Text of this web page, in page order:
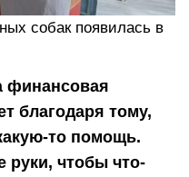
собак появилась в
финансовая
благодаря тому,
то помощь.
руки, чтобы что-